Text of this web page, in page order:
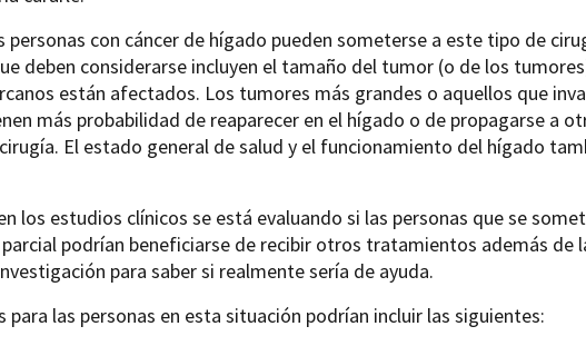
personas con cáncer de hígado pueden someterse a este tipo de
deben considerarse incluyen el tamaño del tumor (o de los
están afectados. Los tumores más grandes o aquellos que
más probabilidad de reaparecer en el hígado o de propagarse a
El estado general de salud y el funcionamiento del hígado
los estudios clínicos se está evaluando si las personas que se
podrían beneficiarse de recibir otros tratamientos además de
para saber si realmente sería de ayuda.
para las personas en esta situación podrían incluir las siguientes: